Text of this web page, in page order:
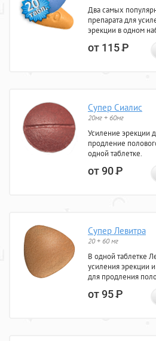
Два самых
препарата для
эрекции в одном
от 115Р
Супер Сиалис
20мг + 60мг
Усиление эрекции
продление
одной таблетке.
от 90Р
Супер Левитра
20 + 60 мг
В одной таблетке
усиления эрекции
для продления
от 95Р